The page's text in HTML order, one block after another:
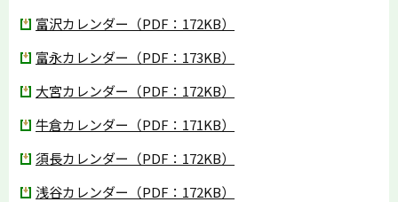
富沢カレンダー（PDF：172KB）
富永カレンダー（PDF：173KB）
大宮カレンダー（PDF：172KB）
牛倉カレンダー（PDF：171KB）
須長カレンダー（PDF：172KB）
浅谷カレンダー（PDF：172KB）